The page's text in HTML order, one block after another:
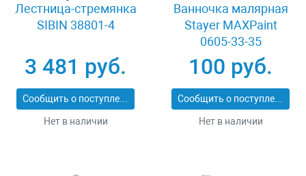
Лестница-стремянка
SIBIN 38801-4
3 481 руб.
Сообщить о поступлении
Нет в наличии
Ванночка малярная
Stayer MAXPaint
0605-33-35
100 руб.
Сообщить о поступлении
Нет в наличии